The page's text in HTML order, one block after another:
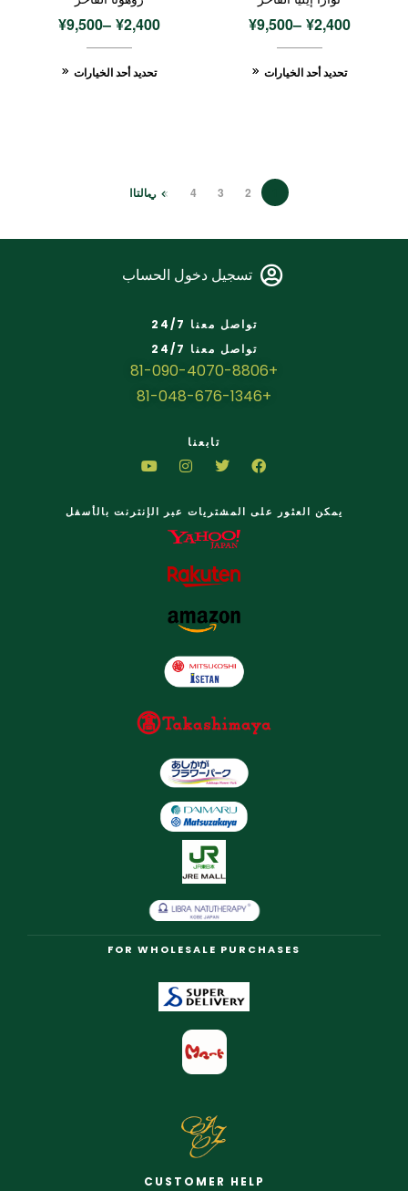
¥2,400
–
¥9,500
تحديد أحد الخيارات
¥2,400
–
¥9,500
تحديد أحد الخيارات
2
3
4 التالي
تسجيل دخول الحساب
تواصل معنا 24/7
تواصل معنا 24/7
+81-090-4070-8806
+81-048-676-1346
تابعنا
يمكن العثور على المشتريات عبر الإنترنت بالأسفل
FOR WHOLESALE PURCHASES
CUSTOMER HELP